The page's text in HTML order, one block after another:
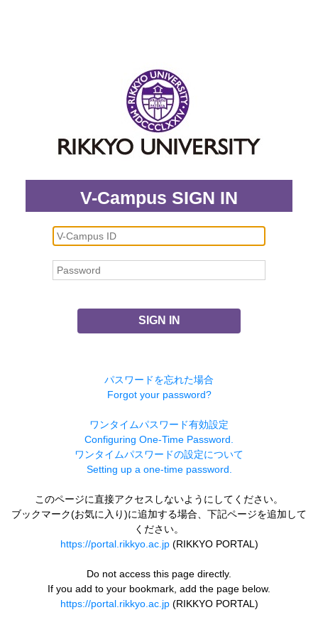
V-Campus SIGN IN
SIGN IN
パスワードを忘れた場合
Forgot your password?
ワンタイムパスワード有効設定
Configuring One-Time Password.
ワンタイムパスワードの設定について
Setting up a one-time password.
このページに直接アクセスしないようにしてください。
ブックマーク(お気に入り)に追加する場合、下記ページを追加して
ください。
https://portal.rikkyo.ac.jp(RIKKYO PORTAL)
Do not access this page directly.
If you add to your bookmark, add the page below.
https://portal.rikkyo.ac.jp(RIKKYO PORTAL)